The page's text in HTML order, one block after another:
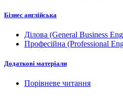
Бізнес англійська
Ділова (General Business
Професійна (Professional
Додаткові матеріали
Порівневе читання